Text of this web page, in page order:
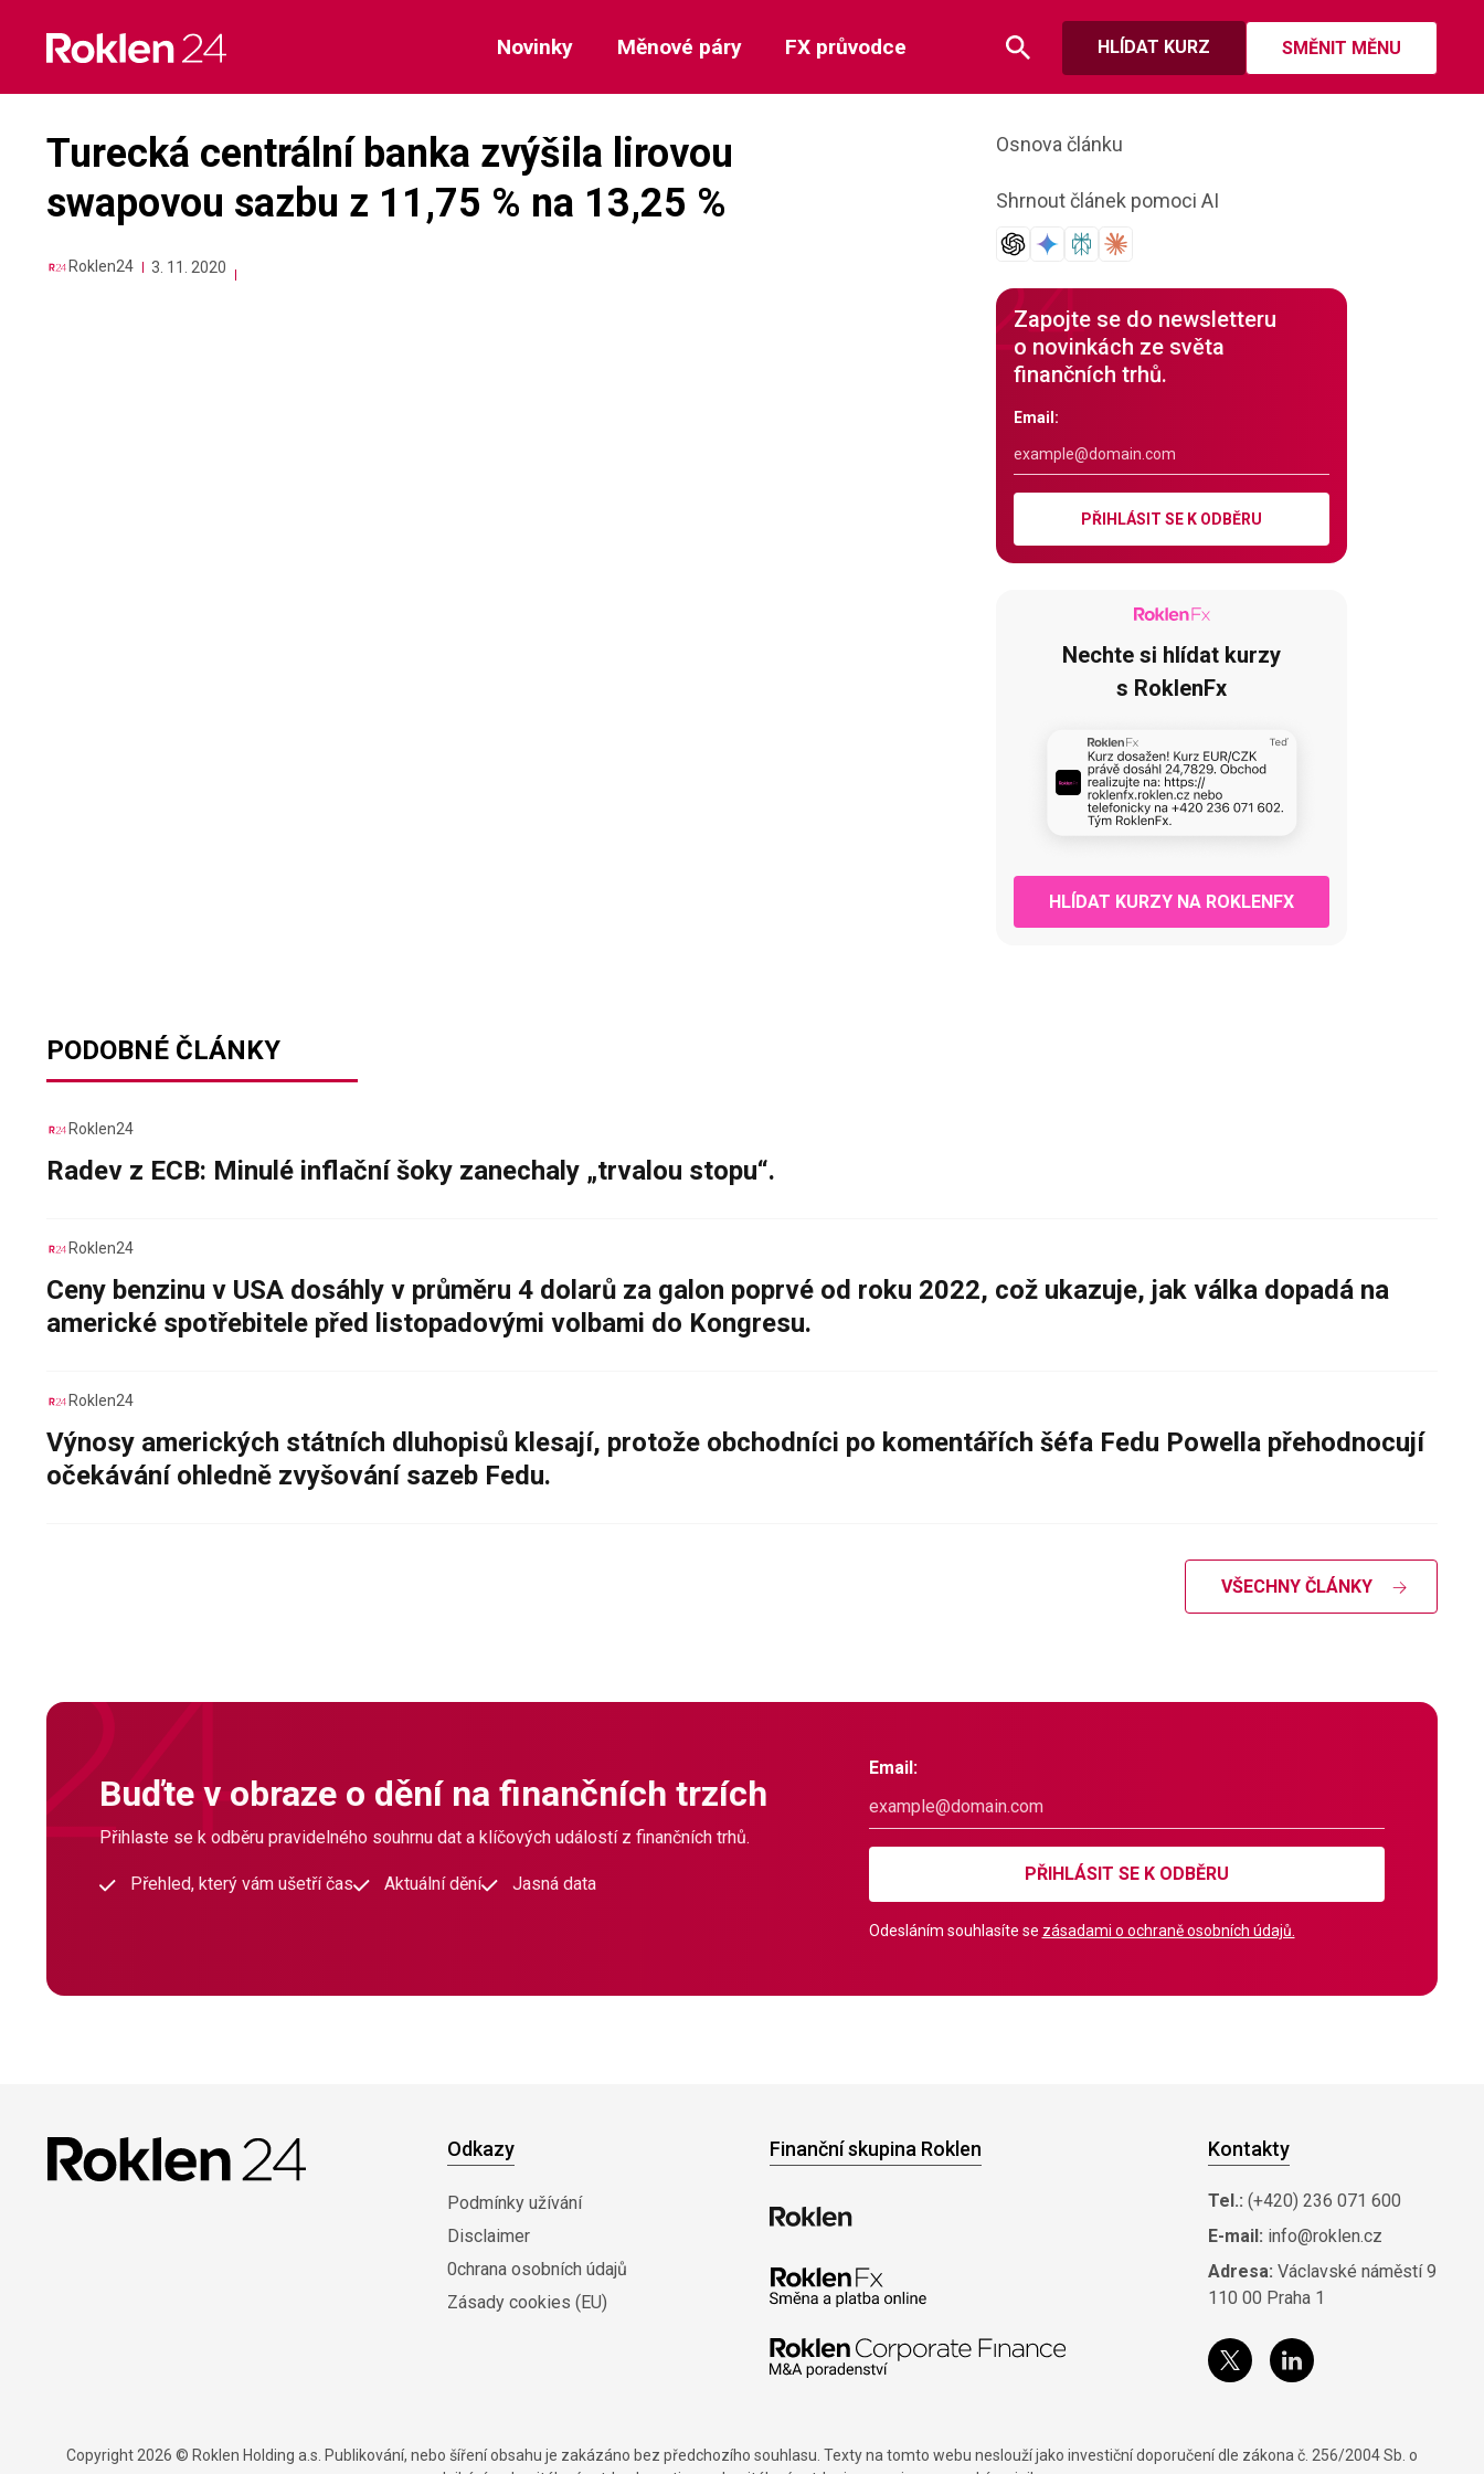
content
HLÍDAT KURZ SMĚNIT MĚNU
Novinky Měnové páry FX průvodce
Turecká centrální banka zvýšila lirovou
swapovou sazbu z 11,75 % na 13,25 %
Roklen24 3. 11. 2020
Osnova článku
Shrnout článek pomoci AI
Zapojte se do newsletteru
o novinkách ze světa
finančních trhů.
Email:
PŘIHLÁSIT SE K ODBĚRU
Nechte si hlídat kurzy
s RoklenFx
HLÍDAT KURZY NA ROKLENFX
PODOBNÉ ČLÁNKY
Roklen24
Radev z ECB: Minulé inflační šoky zanechaly „trvalou stopu“.
Roklen24
Ceny benzinu v USA dosáhly v průměru 4 dolarů za galon poprvé od roku 2022, což ukazuje, jak válka dopadá na
americké spotřebitele před listopadovými volbami do Kongresu.
Roklen24
Výnosy amerických státních dluhopisů klesají, protože obchodníci po komentářích šéfa Fedu Powella přehodnocují
očekávání ohledně zvyšování sazeb Fedu.
VŠECHNY ČLÁNKY
Buďte v obraze o dění na finančních trzích
Přihlaste se k odběru pravidelného souhrnu dat a klíčových událostí z finančních trhů.
Přehled, který vám ušetří čas Aktuální dění Jasná data
Email:
PŘIHLÁSIT SE K ODBĚRU
Odesláním souhlasíte se zásadami o ochraně osobních údajů.
Odkazy
Podmínky užívání
Disclaimer
0chrana osobních údajů
Zásady cookies (EU)
Finanční skupina Roklen Kontakty
Tel.: (+420) 236 071 600
E-mail: info@roklen.cz
Adresa: Václavské náměstí 9
110 00 Praha 1
Copyright 2026 © Roklen Holding a.s. Publikování, nebo šíření obsahu je zakázáno bez předchozího souhlasu. Texty na tomto webu neslouží jako investiční doporučení dle zákona č. 256/2004 Sb. o